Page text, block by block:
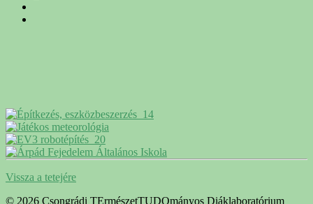
Vissza a tetejére
© 2026 Csongrádi TErmészetTUDOmányos Diáklaboratórium